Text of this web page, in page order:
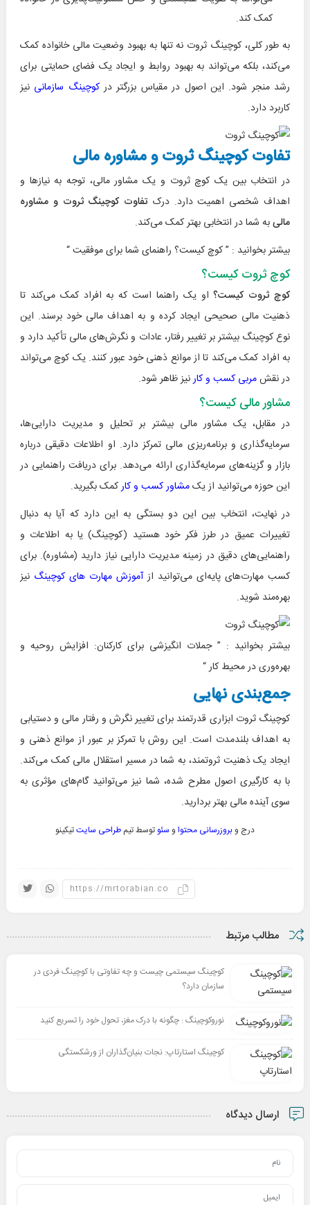
کمک کند.
به طور کلی، کوچینگ ثروت نه تنها به بهبود وضعیت مالی خانواده کمک
می‌کند، بلکه می‌تواند به بهبود روابط و ایجاد یک فضای حمایتی برای
رشد منجر شود. این اصول در مقیاس بزرگتر درکوچینگ سازمانی نیز
کاربرد دارد.
تفاوت کوچینگ ثروت و مشاوره مالی
در انتخاب بین یک کوچ ثروت و یک مشاور مالی، توجه به نیازها و
اهداف شخصی اهمیت دارد. درک تفاوت کوچینگ ثروت و مشاوره
مالیبه شما در انتخابی بهتر کمک می‌کند.
بیشتر بخوانید : ”کوچ کیست؟ راهنمای شما برای موفقیت“
کوچ ثروت کیست؟
کوچ ثروت کیست؟او یک راهنما است که به افراد کمک می‌کند تا
ذهنیت مالی صحیحی ایجاد کرده و به اهداف مالی خود برسند. این
نوع کوچینگ بیشتر بر تغییر رفتار، عادات و نگرش‌های مالی تأکید دارد و
به افراد کمک می‌کند تا از موانع ذهنی خود عبور کنند. یک کوچ می‌تواند
در نقشمربی کسب و کارنیز ظاهر شود.
مشاور مالی کیست؟
در مقابل، یک مشاور مالی بیشتر بر تحلیل و مدیریت دارایی‌ها،
سرمایه‌گذاری و برنامه‌ریزی مالی تمرکز دارد. او اطلاعات دقیقی درباره
بازار و گزینه‌های سرمایه‌گذاری ارائه می‌دهد. برای دریافت راهنمایی در
این حوزه می‌توانید از یکمشاور کسب و کارکمک بگیرید.
در نهایت، انتخاب بین این دو بستگی به این دارد که آیا به دنبال
تغییرات عمیق در طرز فکر خود هستید (کوچینگ) یا به اطلاعات و
راهنمایی‌های دقیق در زمینه مدیریت دارایی نیاز دارید (مشاوره). برای
کسب مهارت‌های پایه‌ای می‌توانید ازآموزش مهارت های کوچینگ نیز
بهره‌مند شوید.
بیشتر بخوانید : ”جملات انگیزشی برای کارکنان: افزایش روحیه و
بهره‌وری در محیط کار“
جمع‌بندی نهایی
کوچینگ ثروت ابزاری قدرتمند برای تغییر نگرش و رفتار مالی و دستیابی
به اهداف بلندمدت است. این روش با تمرکز بر عبور از موانع ذهنی و
ایجاد یک ذهنیت ثروتمند، به شما در مسیر استقلال مالی کمک می‌کند.
با به کارگیری اصول مطرح شده، شما نیز می‌توانید گام‌های مؤثری به
سوی آینده مالی بهتر بردارید.
درج و بروزرسانی محتوا و سئو توسط تیم طراحی سایتتیکینو
مطالب مرتبط
کوچینگ سیستمی چیست و چه تفاوتی با کوچینگ فردی در
سازمان دارد؟
نوروکوچینگ : چگونه با درک مغز، تحول خود را تسریع کنید
کوچینگ استارتاپ: نجات بنیان‌گذاران از ورشکستگی
ارسال دیدگاه